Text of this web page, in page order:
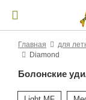
Главная для
Diamond
Болонские